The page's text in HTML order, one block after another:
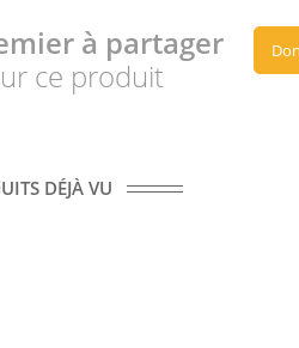
à partager
ce produit
DÉJÀ VU